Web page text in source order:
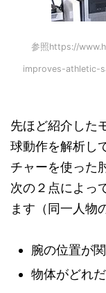
参照https://
improves-athletic-
先ほど紹介した
球動作を解析し
チャーを使った
次の２点によっ
ます（同一人物
腕の位置が
物体がどれ